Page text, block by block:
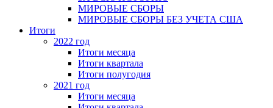
МИРОВЫЕ СБОРЫ
МИРОВЫЕ СБОРЫ БЕЗ УЧЕТА США
Итоги
2022 год
Итоги месяца
Итоги квартала
Итоги полугодия
2021 год
Итоги месяца